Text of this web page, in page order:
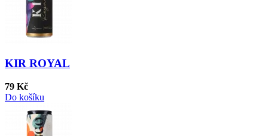
KIR ROYAL
79 Kč
Do košíku